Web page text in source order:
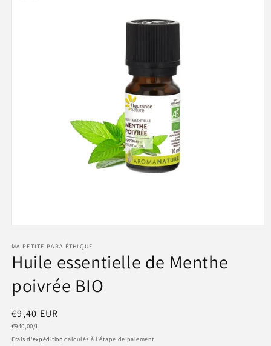
média
1
dans
fenêtre
modale
MA PETITE PARA ÉTHIQUE
Huile essentielle de Menthe
poivrée BIO
Prix
habituel
€9,40 EUR
Prix
€940,00/L
Frais d'expédition calculés à l'étape de paiement.